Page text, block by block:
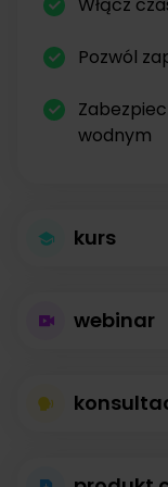
Pozwól
wodnym
kurs
kursów
Kursy online z
opisami
webinar
bez